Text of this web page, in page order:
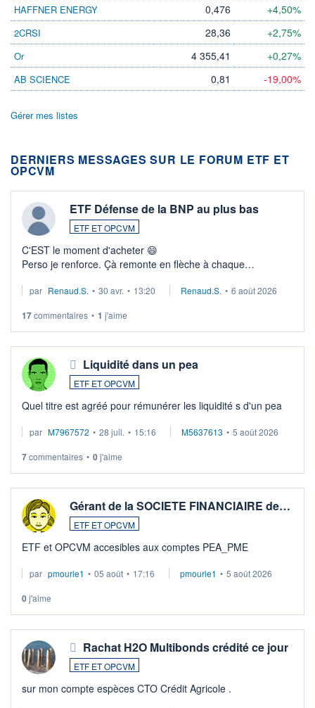
HAFFNER ENERGY 0,476 +4,50%
2CRSI 28,36 +2,75%
Or 4 355,41 +0,27%
AB SCIENCE 0,81 -19,00%
Gérer mes listes
DERNIERS MESSAGES SUR LE FORUM ETF ET
OPCVM
ETF Défense de la BNP au plus bas
ETF ET OPCVM
C'EST le moment d'acheter 😄​
Perso je renforce. Çà remonte en flèche à chaque
Investissement long terme tip top pour sa retraite.
par Renaud.S. • 30 avr. • 13:20 Renaud.S. • 6 août 2026
17commentaires • 1 j'aime
Liquidité dans un pea
ETF ET OPCVM
Quel titre est agréé pour rémunérer les liquidité s d'un pea
par M7967572 • 28 juil. • 15:16 M5637613 • 5 août 2026
7commentaires • 0j'aime
Gérant de la SOCIETE FINANCIAIRE de…
ETF ET OPCVM
ETF et OPCVM accesibles aux comptes PEA_PME
par pmourie1 • 05 août • 17:16 pmourie1 • 5 août 2026
0j'aime
Rachat H2O Multibonds crédité ce jour
ETF ET OPCVM
sur mon compte espèces CTO Crédit Agricole .